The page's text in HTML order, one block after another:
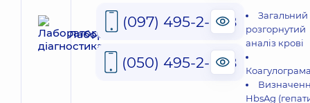
Лабораторна діагностика
Загальний
розгорнутий
аналіз крові
HbsAg
(097) 495-2-888
(050) 495-2-888